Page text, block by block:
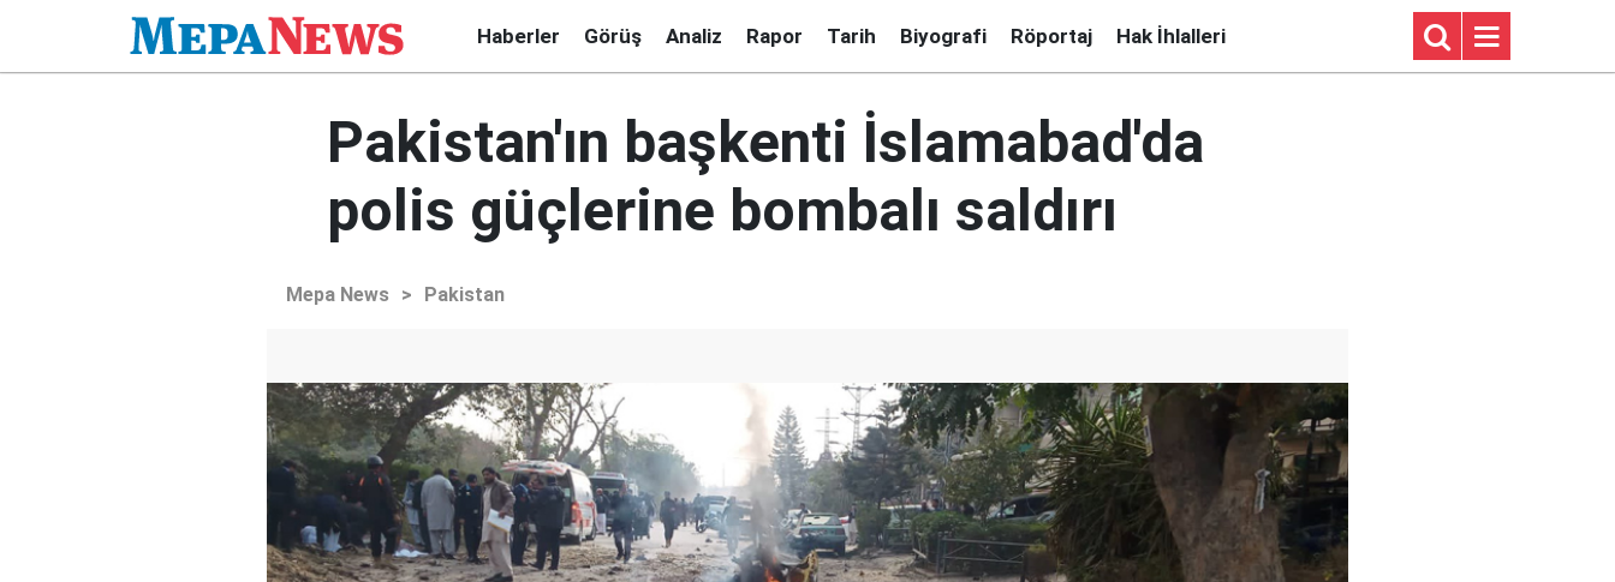
Haberler Görüş Analiz Rapor Tarih Biyografi Röportaj Hak İhlalleri
Pakistan'ın başkenti İslamabad'da
polis güçlerine bombalı saldırı
Mepa News > Pakistan